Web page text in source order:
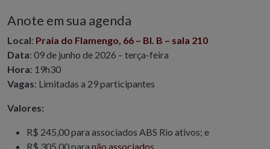
Anote em sua agenda
Local: Praia do Flamengo, 66 – Bl. B – sala 210
Data: 09 de junho de 2026 – terça-feira
Hora: 19h30
Vagas: Limitadas a 29 participantes
Valores:
R$ 245,00 para associados ABS Rio ativos; e
R$ 305,00 para não associados.